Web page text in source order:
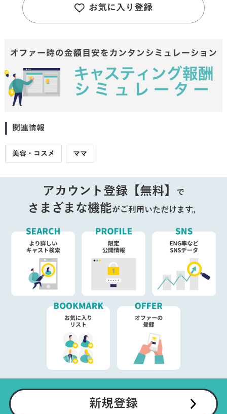
お気に入り登録
関連情報
美容・コスメ ママ
アカウント登録【無料】 で
さまざまな機能がご利用いただけます。
新規登録